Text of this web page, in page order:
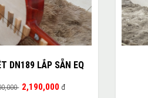
DN189 LẮP SẴN EQ
2,190,000 đ